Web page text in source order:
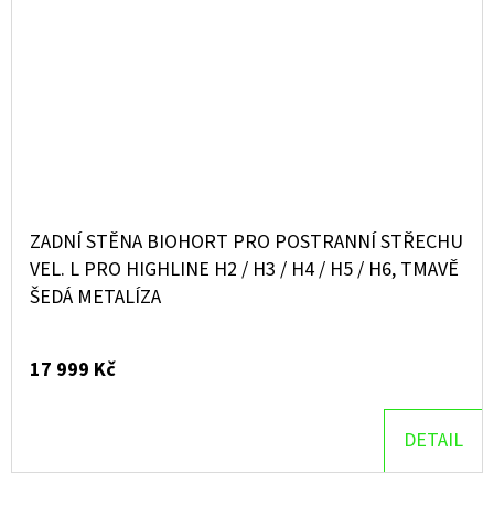
ZADNÍ STĚNA BIOHORT PRO POSTRANNÍ STŘECHU
VEL. L PRO HIGHLINE H2 / H3 / H4 / H5 / H6, TMAVĚ
ŠEDÁ METALÍZA
17 999 Kč
DETAIL